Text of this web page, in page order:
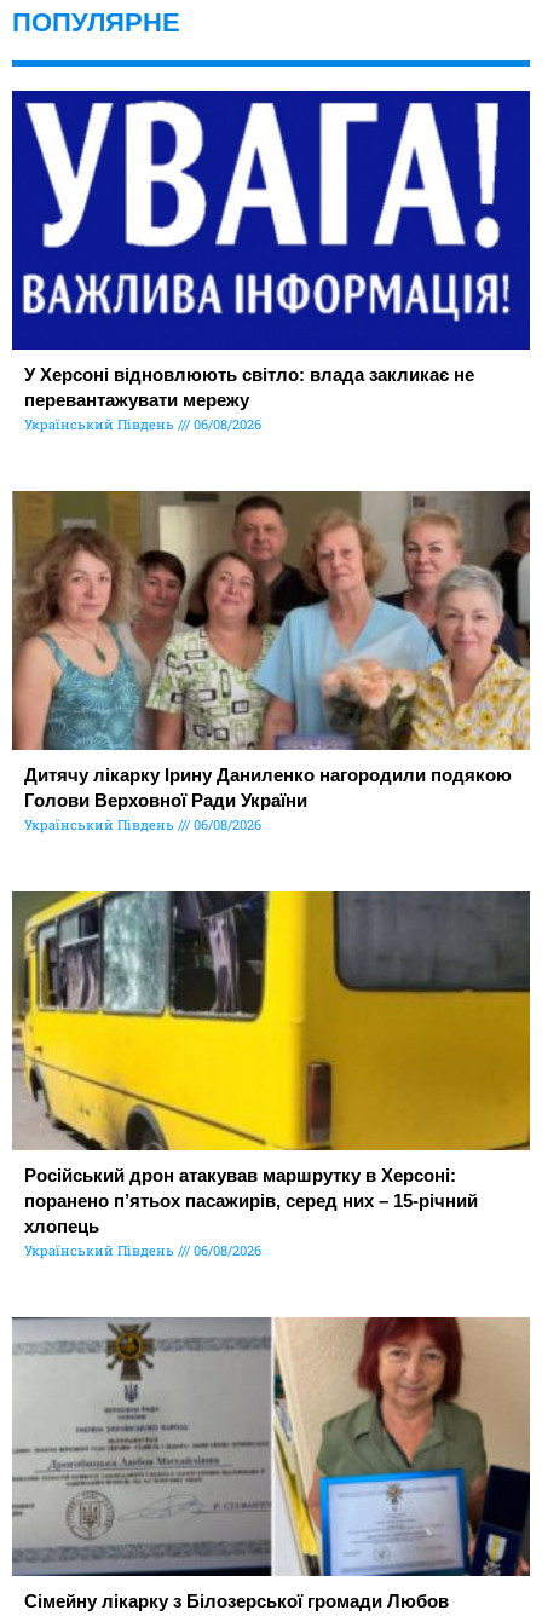
ПОПУЛЯРНЕ
У Херсоні відновлюють світло: влада закликає не
перевантажувати мережу
Український Південь 06/08/2026
Дитячу лікарку Ірину Даниленко нагородили подякою
Голови Верховної Ради України
Український Південь 06/08/2026
Російський дрон атакував маршрутку в Херсоні:
поранено п’ятьох пасажирів, серед них – 15-річний
хлопець
Український Південь 06/08/2026
Сімейну лікарку з Білозерської громади Любов